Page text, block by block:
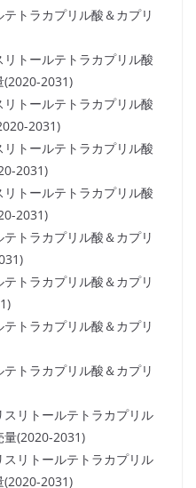
トラカプリル酸＆カプリ
リトールテトラカプリル酸
(2020-2031)
リトールテトラカプリル酸
2031)
リトールテトラカプリル酸
2031)
リトールテトラカプリル酸
2031)
トラカプリル酸＆カプリ
トラカプリル酸＆カプリ
トラカプリル酸＆カプリ
トラカプリル酸＆カプリ
スリトールテトラカプリル
量(2020-2031)
スリトールテトラカプリル
(2020-2031)